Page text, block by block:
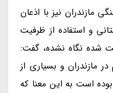
مازندران نیز با اذعان
و استفاده از ظرفیت
شده نگاه نشده، گفت:
مازندران و بسیاری از
است به این معنا که